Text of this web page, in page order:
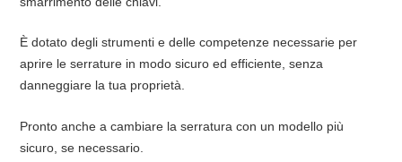
È dotato degli strumenti e delle competenze necessarie per
aprire le serrature in modo sicuro ed efficiente, senza
danneggiare la tua proprietà.
Pronto anche a cambiare la serratura con un modello più
sicuro, se necessario.